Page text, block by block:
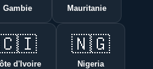
Gambie Mauritanie
d'Ivoire
🇳🇬
Nigeria